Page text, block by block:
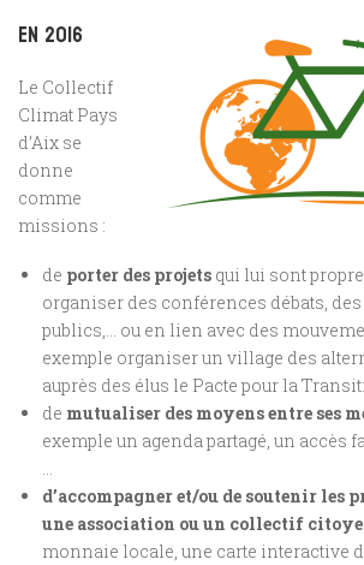
En 2016
Le Collectif
Climat Pays
d’Aix se
donne
comme
missions :
de porter des projets qui lui sont
organiser des conférences débats,
publics,… ou en lien avec des
exemple organiser un village des
auprès des élus le Pacte pour la
de mutualiser des moyens entre ses
exemple un agenda partagé, un accès
…
d’accompagner et/ou de soutenir les
une association ou un collectif
monnaie locale, une carte interactive